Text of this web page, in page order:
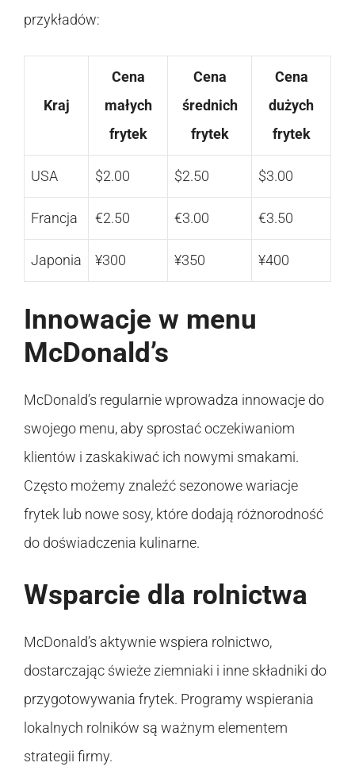
przykładów:
Kraj
Cena
małych
frytek
Cena
średnich
frytek
Cena
dużych
frytek
USA $2.00 $2.50 $3.00
Francja €2.50 €3.00 €3.50
Japonia ¥300 ¥350 ¥400
Innowacje w menu
McDonald’s
McDonald’s regularnie wprowadza innowacje do
swojego menu, aby sprostać oczekiwaniom
klientów i zaskakiwać ich nowymi smakami.
Często możemy znaleźć sezonowe wariacje
frytek lub nowe sosy, które dodają różnorodność
do doświadczenia kulinarne.
Wsparcie dla rolnictwa
McDonald’s aktywnie wspiera rolnictwo,
dostarczając świeże ziemniaki i inne składniki do
przygotowywania frytek. Programy wspierania
lokalnych rolników są ważnym elementem
strategii firmy.